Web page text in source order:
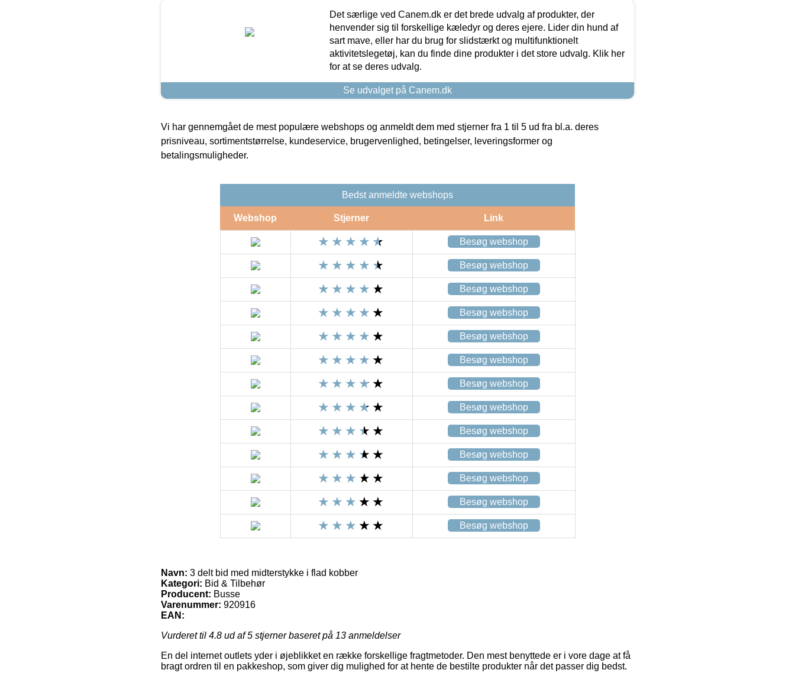
Det særlige ved Canem.dk er det brede udvalg af produkter, der
henvender sig til forskellige kæledyr og deres ejere. Lider din hund af
sart mave, eller har du brug for slidstærkt og multifunktionelt
aktivitetslegetøj, kan du finde dine produkter i det store udvalg. Klik her
for at se deres udvalg.
Se udvalget på Canem.dk
Vi har gennemgået de mest populære webshops og anmeldt dem med stjerner fra 1 til 5 ud fra bl.a. deres
prisniveau, sortimentstørrelse, kundeservice, brugervenlighed, betingelser, leveringsformer og
betalingsmuligheder.
Bedst anmeldte webshops
Webshop Stjerner Link
Besøg webshop
Besøg webshop
Besøg webshop
Besøg webshop
Besøg webshop
Besøg webshop
Besøg webshop
Besøg webshop
Besøg webshop
Besøg webshop
Besøg webshop
Besøg webshop
Besøg webshop
Navn: 3 delt bid med midterstykke i flad kobber
Kategori: Bid & Tilbehør
Producent: Busse
Varenummer: 920916
EAN:
Vurderet til 4.8 ud af 5 stjerner baseret på 13 anmeldelser
En del internet outlets yder i øjeblikket en række forskellige fragtmetoder. Den mest benyttede er i vore dage at få
bragt ordren til en pakkeshop, som giver dig mulighed for at hente de bestilte produkter når det passer dig bedst.